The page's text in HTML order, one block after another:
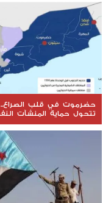
حضرموت في قلب
تتحول حماية المنشآت
إلى معركة جديدة على
والسيادة؟